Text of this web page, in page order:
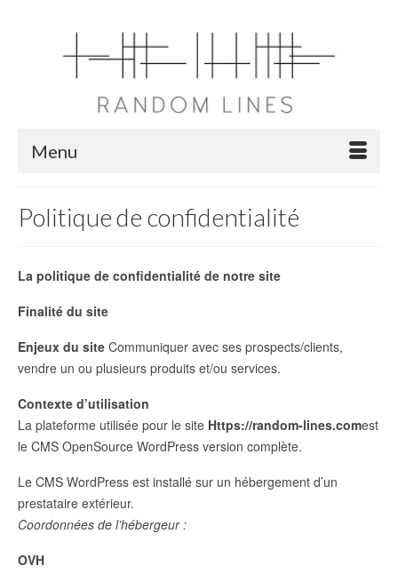
Menu
Politique de confidentialité
La politique de confidentialité de notre site
Finalité du site
Enjeux du site Communiquer avec ses prospects/clients,
vendre un ou plusieurs produits et/ou services.
Contexte d’utilisation
La plateforme utilisée pour le site Https://random-lines.comest
le CMS OpenSource WordPress version complète.
Le CMS WordPress est installé sur un hébergement d’un
prestataire extérieur.
Coordonnées de l’hébergeur :
OVH